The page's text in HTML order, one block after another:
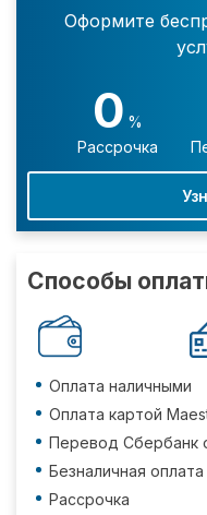
Оформите
0 %
Рассрочка
Способы
Оплата наличными
Оплата картой
Перевод Сбербанк
Безналичная оплата
Рассрочка